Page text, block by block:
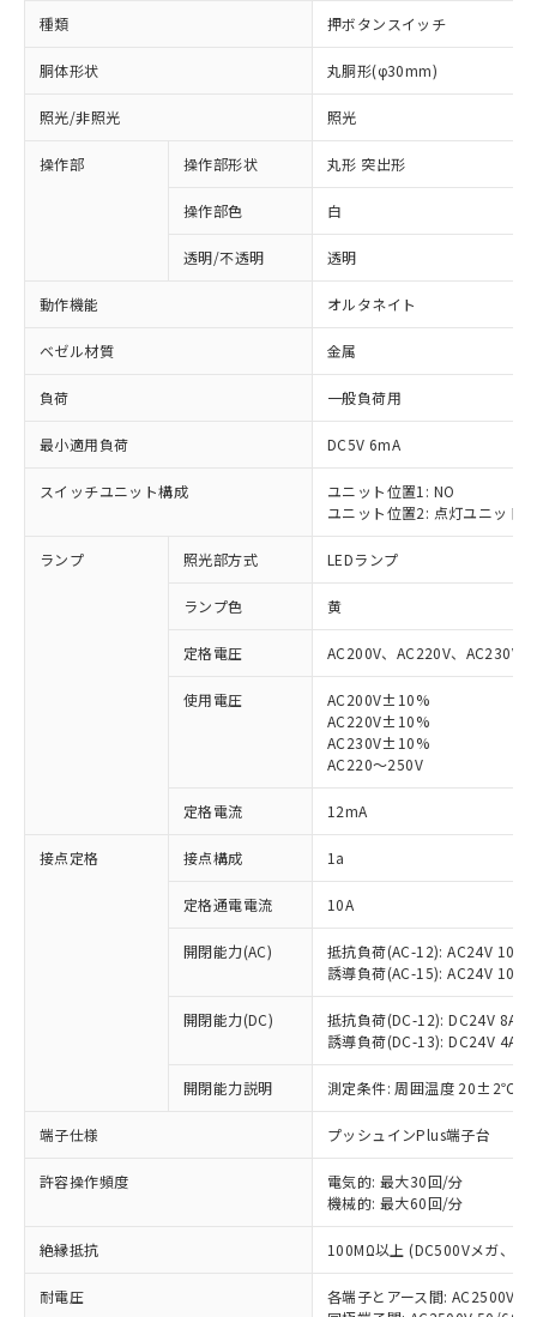
種類 押ボタンスイッチ
胴体形状 丸胴形(φ30mm)
照光/非照光 照光
操作部 操作部形状 丸形 突出形
操作部色 白
透明/不透明 透明
動作機能 オルタネイト
ベゼル材質 金属
負荷 一般負荷用
最小適用負荷 DC5V 6mA
スイッチユニット構成
ユニット位置1: NO
ユニット位置2: 点灯ユニット
ランプ 照光部方式 LEDランプ
ランプ色 黄
定格電圧 AC200V、AC220V、AC230V
使用電圧
AC200V±10%
AC220V±10%
AC230V±10%
AC220～250V
定格電流 12mA
接点定格 接点構成 1a
定格通電電流 10A
開閉能力(AC)
抵抗負荷(AC-12): AC24V 10A/
誘導負荷(AC-15): AC24V
開閉能力(DC)
抵抗負荷(DC-12): DC24V 8A/
誘導負荷(DC-13): DC24V 4A/
開閉能力説明 測定条件: 周囲温度 20±2℃、
端子仕様 プッシュインPlus端子台
許容操作頻度
電気的: 最大30回/分
機械的: 最大60回/分
絶縁抵抗 100MΩ以上 (DC500Vメガ、点
耐電圧
各端子とアース間: AC2500V
ご利用条件
以下の条件をお読みいただき、同意のうえ
本サービスは、当社制御機器事業取扱
商品の当社在庫状況および標準価格
(税抜)を提供させていただくもので
当社制御機器事業取扱商品の中には、
本サービスの対象外となる商品もある
ことをご了承ください。
在庫状況および標準価格照会結果は、
記載している更新日時点での社内デー
タに基づき作成されるものであり、閲
準価格とは異なる場合があることをご
対応済み：EU RoHS指令（10物質）の
非含有に対応した製品が提供可能な商品で
対応予定：EU RoHS指令（10物質）の非含
有に対応した製品に切り替える予定のある
対応予定なし：EU RoHS指令（10物質）の
非含有に非対応の商品で、対応品を出す予
調査・確認中：EU RoHS指令（10物質）の
非含有の対応状況を調査中または確認中の
非該当品：ライセンス料など無形物で、有
害物質有無と関係のない商品です。
仕入先様の事情により、非含有部品として
いたものが、含有品と判明した場合などや
むを得ず変更することがあります。
*EU RoHS指令（10物質）：
鉛(Pb) 1000ppm以下、 水銀(Hg) 1000ppm以下、 カド
六価クロム(Cr(Ⅵ)) 1000ppm以下、ポリ臭化ビフェニル
「○」：最大均質材料含有率が中国RoHSの
基準値以下であることを示します。
「×」：最大均質材料含有率が中国RoHSの
基準値を超えていることを示します。
「－」：未確認です。当社販売部門へお問
当社は、これら貴社製品のうち、外国
為替および外国貿易法に定める商品
（以下｢規制貨物等」という）を輸出
または国外への提供する場合は、日本
国政府の輸出許可(または役務取引許
可)を取得するなどの必要な手続きを